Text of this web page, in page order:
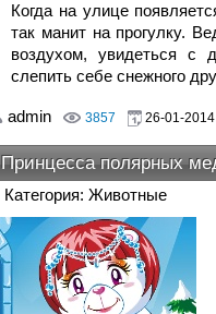
Когда на улице
так манит на прогулку.
воздухом, увидеться с
слепить себе снежного
admin 3857 26-01-
Принцесса полярных
Категория: Животные